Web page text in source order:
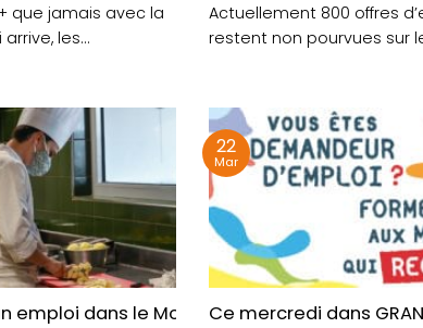
que jamais avec la
les
Actuellement 800 offres
restent non pourvues sur
à l’approche de l’été
emploi dans le Morbihan ? Découvrez les
Ce mercredi dans
22
Mar